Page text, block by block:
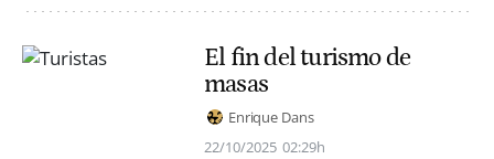
El fin del turismo de
masas
Enrique Dans
22/10/2025 02:29h